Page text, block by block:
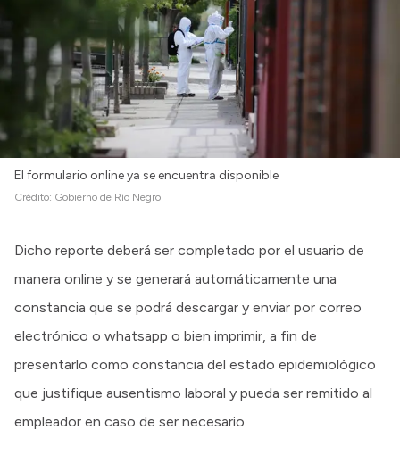
Login
El formulario online ya se encuentra disponible
Crédito: Gobierno de Río Negro
Dicho reporte deberá ser completado por el usuario de
manera online y se generará automáticamente una
constancia que se podrá descargar y enviar por correo
electrónico o whatsapp o bien imprimir, a fin de
presentarlo como constancia del estado epidemiológico
que justifique ausentismo laboral y pueda ser remitido al
empleador en caso de ser necesario.